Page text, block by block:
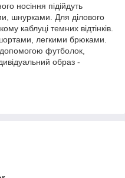
носіння підійдуть
шнурками. Для ділового
каблуці темних відтінків.
легкими брюками.
футболок,
образ -